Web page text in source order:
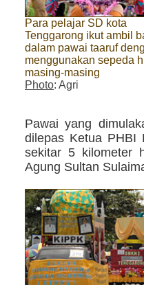
Para pelajar SD kota
Tenggarong ikut ambil
dalam pawai taaruf
menggunakan sepeda
masing-masing
Photo: Agri
Pawai yang
dilepas Ketua PHBI
sekitar 5 kilometer
Agung Sultan